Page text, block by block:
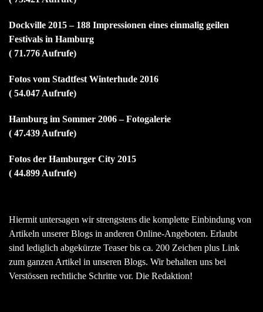
Dockville 2015 – 188 Impressionen eines einmalig geilen
Festivals in Hamburg
( 71.776 Aufrufe)
Fotos vom Stadtfest Winterhude 2016
( 54.047 Aufrufe)
Hamburg im Sommer 2006 – Fotogalerie
( 47.439 Aufrufe)
Fotos der Hamburger City 2015
( 44.899 Aufrufe)
Hiermit untersagen wir strengstens die komplette Einbindung von
Artikeln unserer Blogs in anderen Online-Angeboten. Erlaubt
sind lediglich abgekürzte Teaser bis ca. 200 Zeichen plus Link
zum ganzen Artikel in unseren Blogs. Wir behalten uns bei
Verstössen rechtliche Schritte vor. Die Redaktion!